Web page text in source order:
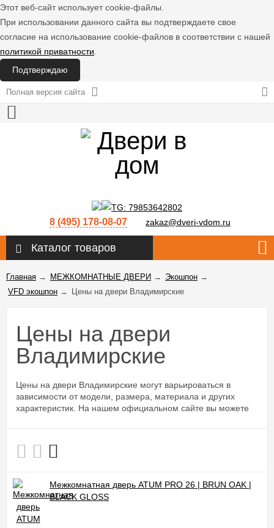
Этот веб-сайт использует cookie-файлы.
При использовании данного сайта вы подтверждаете свое
согласие на использование cookie-файлов в соответствии с нашей
политикой приватности
Подтверждаю
Полная версия сайта
8 (495) 178-08-07 zakaz@dveri-vdom.ru
Каталог товаров
Главная → МЕЖКОМНАТНЫЕ ДВЕРИ → Экошпон →
VFD экошпон → Цены на двери Владимирские
Цены на двери
Владимирские
Цены на двери Владимирские могут варьироваться в
зависимости от модели, размера, материала и других
характеристик. На нашем официальном сайте вы можете
установка и доставка.
Наши двери изготовлены с использованием передовых
технологий и высококачественных материалов, что
обеспечивает им долговечность и надежность.
Посетите наш сайт, чтобы узнать текущие цены на наши двери и
Межкомнатная дверь ATUM PRO 26 | BRUN OAK |
BLACK GLOSS